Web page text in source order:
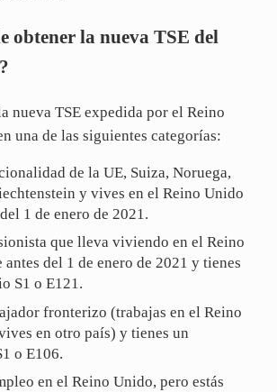
obtener la nueva TSE del
nueva TSE expedida por el Reino
una de las siguientes categorías:
de la UE, Suiza, Noruega,
y vives en el Reino Unido
1 de enero de 2021.
que lleva viviendo en el Reino
antes del 1 de enero de 2021 y tienes
S1 o E121.
fronterizo (trabajas en el Reino
en otro país) y tienes un
o E106.
en el Reino Unido, pero estás